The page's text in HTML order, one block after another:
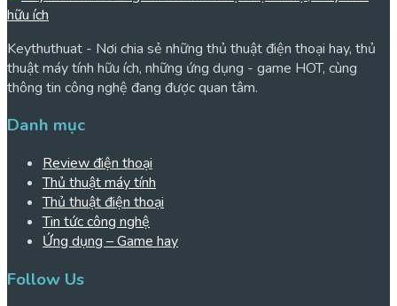
Keythuthuat - Nơi chia sẻ những thủ thuật điện thoại hay, thủ
thuật máy tính hữu ích, những ứng dụng - game HOT, cùng
thông tin công nghệ đang được quan tâm.
Danh mục
Review điện thoại
Thủ thuật máy tính
Thủ thuật điện thoại
Tin tức công nghệ
Ứng dụng – Game hay
Follow Us